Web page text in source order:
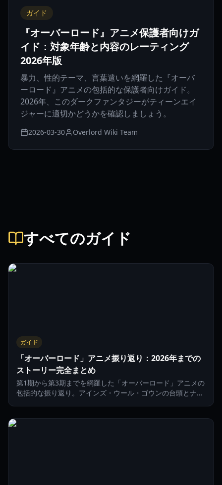
ガイド
『オーバーロード』アニメ保護者向けガ
イド：対象年齢と内容のレーティング
2026年版
暴力、性的テーマ、言葉遣いを網羅した『オーバ
ーロード』アニメの包括的な保護者向けガイド。
2026年、このダークファンタジーがティーンエイ
ジャーに適切かどうかを確認しましょう。
2026-03-30 Overlord Wiki Team
すべてのガイド
ガイド
「オーバーロード」アニメ振り返り：2026年までの
ストーリー完全まとめ
第1期から第3期までを網羅した「オーバーロード」アニメの
包括的な振り返り。アインズ・ウール・ゴウンの台頭とナザ